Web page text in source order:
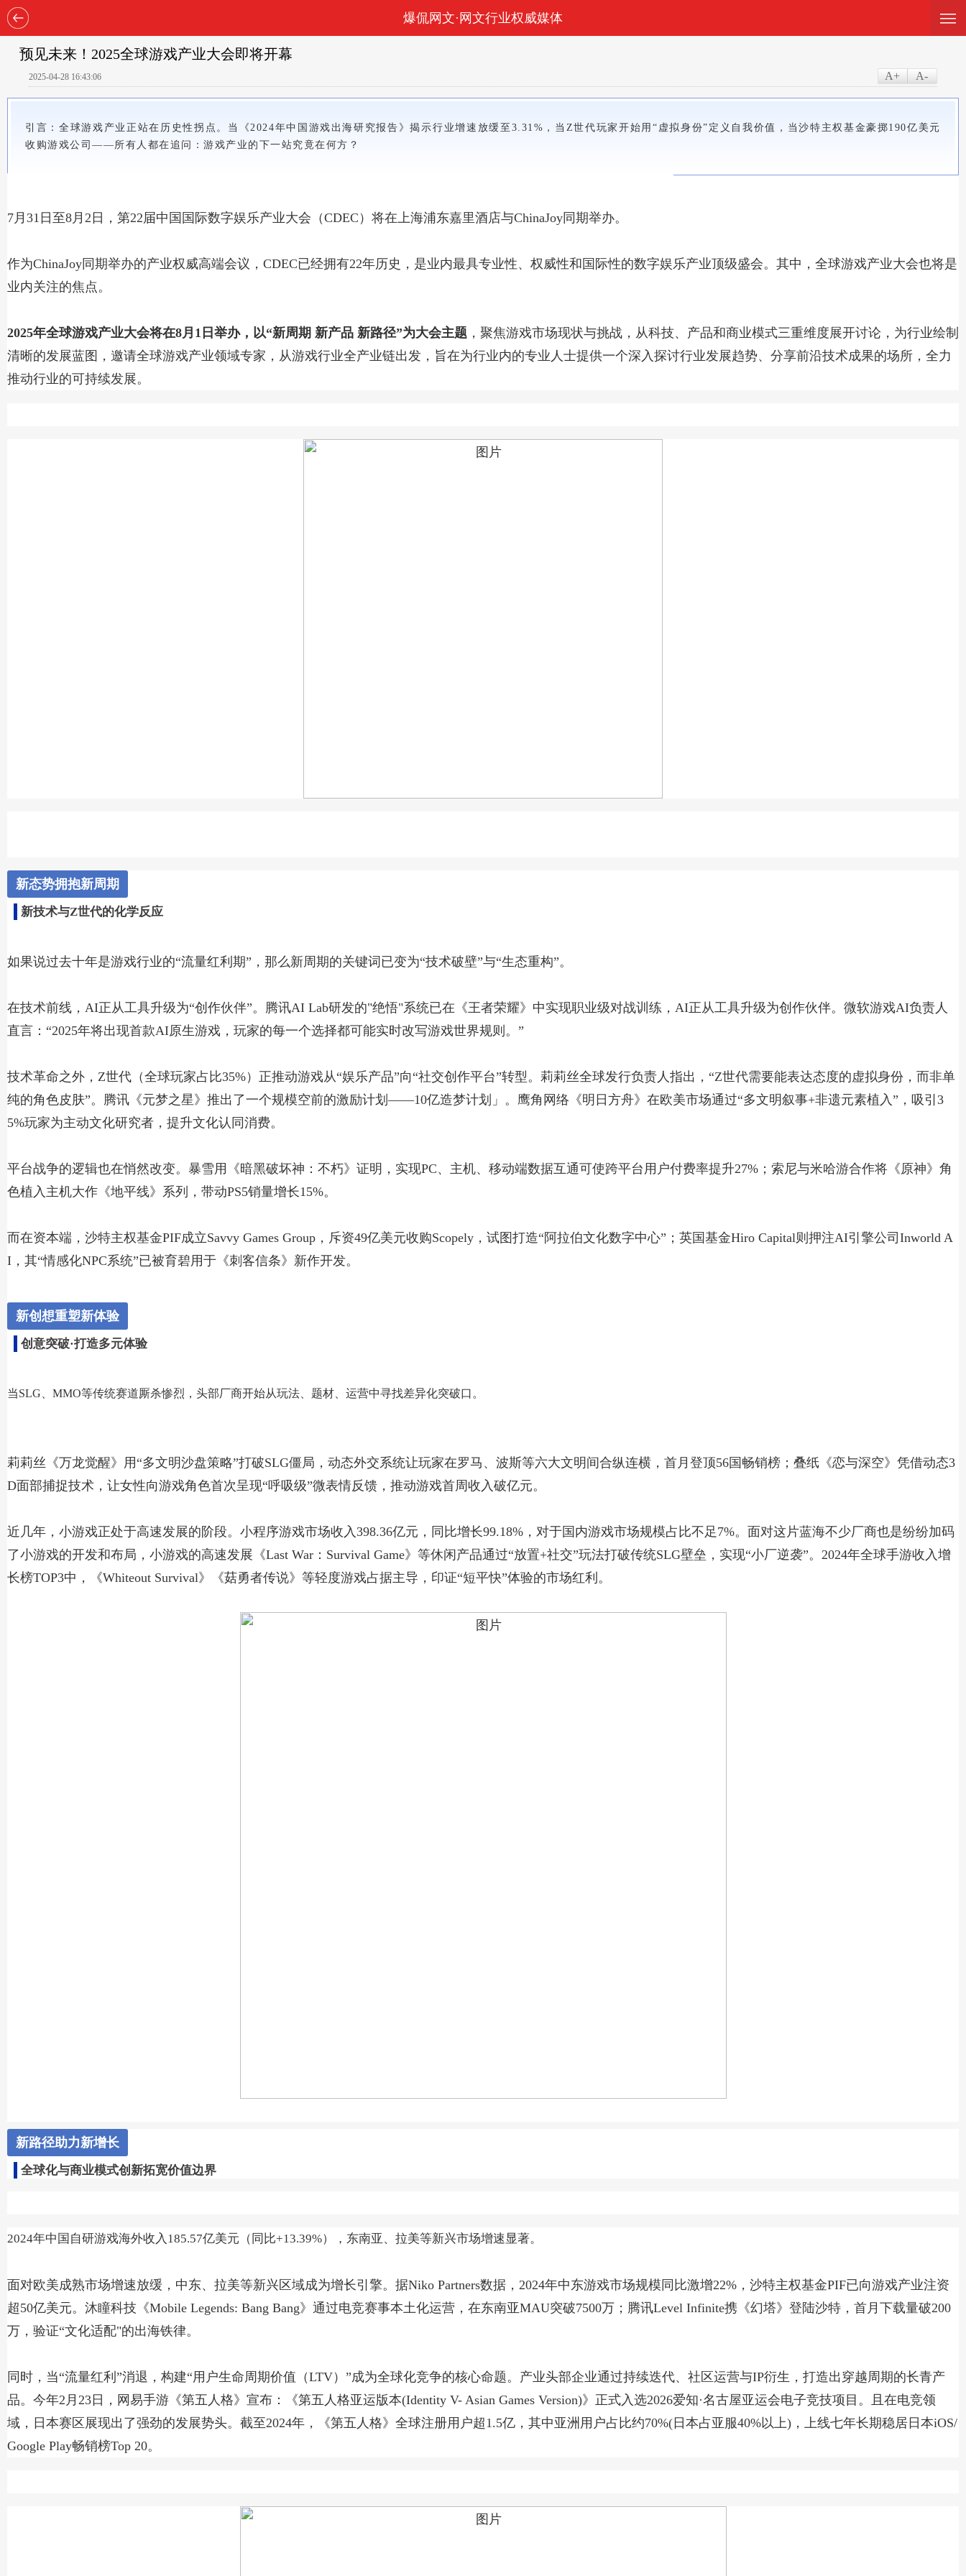
—
—
—
爆侃网文·网文行业权威媒体
预见未来！2025全球游戏产业大会即将开幕
2025-04-28 16:43:06 A+ A-
引言：全球游戏产业正站在历史性拐点。当《2024年中国游戏出海研究报告》揭示行业增速放缓至3.31%，当Z世代玩家开始用“虚拟身份”定义自我价值，当沙特主权基金豪掷190亿美元
收购游戏公司——所有人都在追问：游戏产业的下一站究竟在何方？
7月31日至8月2日，第22届中国国际数字娱乐产业大会（CDEC）将在上海浦东嘉里酒店与ChinaJoy同期举办。
作为ChinaJoy同期举办的产业权威高端会议，CDEC已经拥有22年历史，是业内最具专业性、权威性和国际性的数字娱乐产业顶级盛会。其中，全球游戏产业大会也将是
业内关注的焦点。
2025年全球游戏产业大会将在8月1日举办，以“新周期 新产品 新路径”为大会主题 ，聚焦游戏市场现状与挑战，从科技、产品和商业模式三重维度展开讨论，为行业绘制
清晰的发展蓝图，邀请全球游戏产业领域专家，从游戏行业全产业链出发，旨在为行业内的专业人士提供一个深入探讨行业发展趋势、分享前沿技术成果的场所，全力
推动行业的可持续发展。
新态势拥抱新周期
新技术与Z世代的化学反应
如果说过去十年是游戏行业的“流量红利期”，那么新周期的关键词已变为“技术破壁”与“生态重构”。
在技术前线，AI正从工具升级为“创作伙伴”。腾讯AI Lab研发的"绝悟"系统已在《王者荣耀》中实现职业级对战训练，AI正从工具升级为创作伙伴。微软游戏AI负责人
直言：“2025年将出现首款AI原生游戏，玩家的每一个选择都可能实时改写游戏世界规则。”
技术革命之外，Z世代（全球玩家占比35%）正推动游戏从“娱乐产品”向“社交创作平台”转型。莉莉丝全球发行负责人指出，“Z世代需要能表达态度的虚拟身份，而非单
纯的角色皮肤”。腾讯《元梦之星》推出了一个规模空前的激励计划——10亿造梦计划」。鹰角网络《明日方舟》在欧美市场通过“多文明叙事+非遗元素植入”，吸引3
5%玩家为主动文化研究者，提升文化认同消费。
平台战争的逻辑也在悄然改变。暴雪用《暗黑破坏神：不朽》证明，实现PC、主机、移动端数据互通可使跨平台用户付费率提升27%；索尼与米哈游合作将《原神》角
色植入主机大作《地平线》系列，带动PS5销量增长15%。
而在资本端，沙特主权基金PIF成立Savvy Games Group，斥资49亿美元收购Scopely，试图打造“阿拉伯文化数字中心”；英国基金Hiro Capital则押注AI引擎公司Inworld A
I，其“情感化NPC系统”已被育碧用于《刺客信条》新作开发。
新创想重塑新体验
创意突破·打造多元体验
当SLG、MMO等传统赛道厮杀惨烈，头部厂商开始从玩法、题材、运营中寻找差异化突破口。
莉莉丝《万龙觉醒》用“多文明沙盘策略”打破SLG僵局，动态外交系统让玩家在罗马、波斯等六大文明间合纵连横，首月登顶56国畅销榜；叠纸《恋与深空》凭借动态3
D面部捕捉技术，让女性向游戏角色首次呈现“呼吸级”微表情反馈，推动游戏首周收入破亿元。
近几年，小游戏正处于高速发展的阶段。小程序游戏市场收入398.36亿元，同比增长99.18%，对于国内游戏市场规模占比不足7%。面对这片蓝海不少厂商也是纷纷加码
了小游戏的开发和布局，小游戏的高速发展《Last War：Survival Game》等休闲产品通过“放置+社交”玩法打破传统SLG壁垒，实现“小厂逆袭”。2024年全球手游收入增
长榜TOP3中，《Whiteout Survival》《菇勇者传说》等轻度游戏占据主导，印证“短平快”体验的市场红利。
新路径助力新增长
全球化与商业模式创新拓宽价值边界
2024年中国自研游戏海外收入185.57亿美元（同比+13.39%），东南亚、拉美等新兴市场增速显著。
面对欧美成熟市场增速放缓，中东、拉美等新兴区域成为增长引擎。据Niko Partners数据，2024年中东游戏市场规模同比激增22%，沙特主权基金PIF已向游戏产业注资
超50亿美元。沐瞳科技《Mobile Legends: Bang Bang》通过电竞赛事本土化运营，在东南亚MAU突破7500万；腾讯Level Infinite携《幻塔》登陆沙特，首月下载量破200
万，验证“文化适配"的出海铁律。
同时，当“流量红利”消退，构建“用户生命周期价值（LTV）”成为全球化竞争的核心命题。产业头部企业通过持续迭代、社区运营与IP衍生，打造出穿越周期的长青产
品。今年2月23日，网易手游《第五人格》宣布：《第五人格亚运版本(Identity V- Asian Games Version)》正式入选2026爱知·名古屋亚运会电子竞技项目。且在电竞领
域，日本赛区展现出了强劲的发展势头。截至2024年，《第五人格》全球注册用户超1.5亿，其中亚洲用户占比约70%(日本占亚服40%以上)，上线七年长期稳居日本iOS/
Google Play畅销榜Top 20。